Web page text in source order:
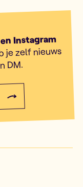
Instagram
je zelf nieuws
DM.